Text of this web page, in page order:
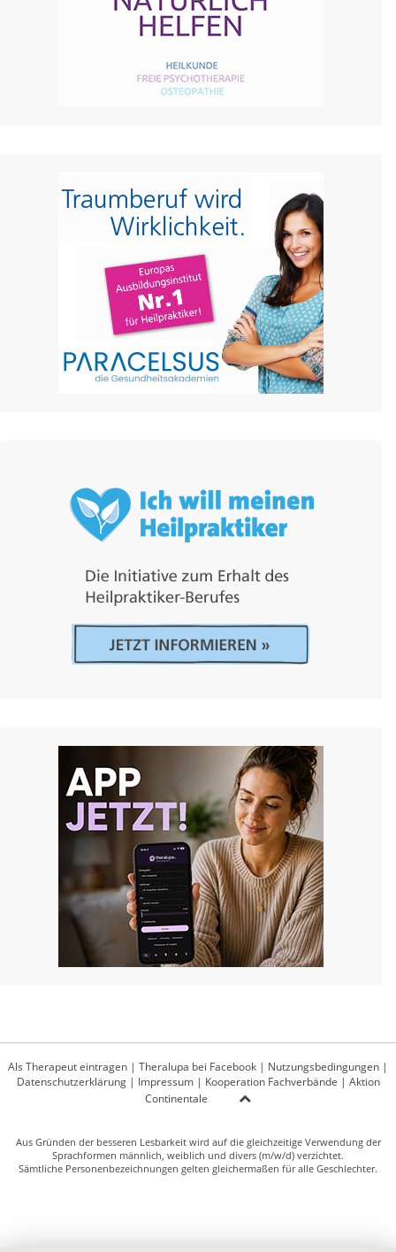
Als Therapeut eintragen | Theralupa bei Facebook | Nutzungsbedingungen |
Datenschutzerklärung| Impressum| Kooperation Fachverbände | Aktion
Continentale
Aus Gründen der besseren Lesbarkeit wird auf die gleichzeitige Verwendung der
Sprachformen männlich, weiblich und divers (m/w/d) verzichtet.
Sämtliche Personenbezeichnungen gelten gleichermaßen für alle Geschlechter.